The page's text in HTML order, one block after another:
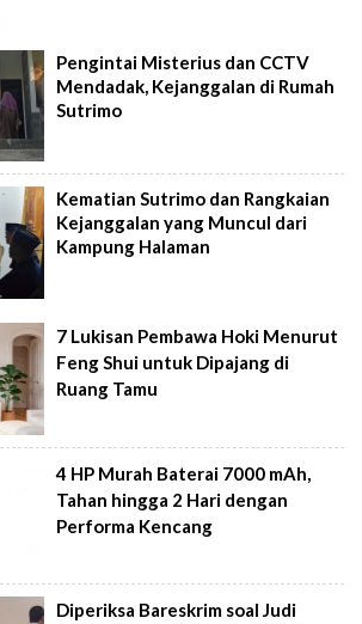
Pengintai Misterius dan CCTV
Mendadak, Kejanggalan di Rumah
Sutrimo
Kematian Sutrimo dan Rangkaian
Kejanggalan yang Muncul dari
Kampung Halaman
7 Lukisan Pembawa Hoki Menurut
Feng Shui untuk Dipajang di
Ruang Tamu
4 HP Murah Baterai 7000 mAh,
Tahan hingga 2 Hari dengan
Performa Kencang
Diperiksa Bareskrim soal Judi